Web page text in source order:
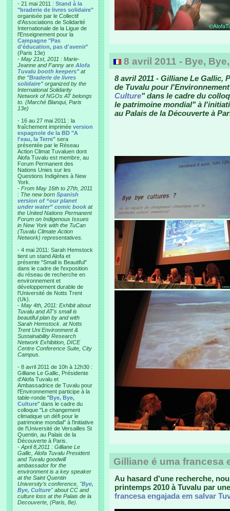
- 21 mai 2011 : Stand à la
"braderie de livres solidaire"
organisée par le Collectif
d'Associations de Solidarité
Internationale de la Ligue de
l'Enseignement pour la
Campagne "Pas
d'éducation, pas d'avenir"
(Paris 13e)
- May 21st, 2011 : Marie-
Jeanne and Fanny are Alofa
Tuvalu booth keepers"at
the "Braderie de livres
solidaire"organized by the
International Solidarity
Network of NGOs AT belongs
to. (Marché Blanqui, Paris
13e)
- 16 au 27 mai 2011 : la
fraîchement imprimée version
espagnole de la BD "A
l'eau, la Terre" sera
présentée par le Réseau
Action Climat Tuvaluen dont
Alofa Tuvalu est membre, au
Forum Permanent des
Nations Unies sur les
Questions Indigènes à New
York.
- From May 16th to 27th, 2011
: The new born Spanish
version of “our planet
under water” comic book at
the United Nations Permanent
Forum on Indigenous Issues
in New York with the TuCan
(Tuvalu Climate Action
Network) representatives.
- 4 mai 2011: Sarah Hemstock
tient un stand Alofa et
présente "Small is Beautiful"
dans le cadre de l'exposition
du réseau de recherche en
environnement et
développement durable de
l'Université de Notts Trent
(Uk).
- May 4th, 2011: Exhibit about
Tuvalu and AT’s small is
beautiful plan by and with
Sarah Hemstock. at Notts
Trent Uni Environment &
Sustainability Research
Network Exhibition, DICE
Centre Conference Suite, City
Campus.
- 8 avril 2011 de 10h à 12h30 :
Gilliane Le Gallic, Présidente
d'Alofa Tuvalu et
Ambassadrice de Tuvalu pour
l'Environnement participe à la
table-ronde "Bye, Bye,
Culture" dans le cadre du
colloque "Le changement
climatique un défi pour le
patrimoine mondial" à l'initiative
de l'Université de Versailles St
Quentin, au Palais de la
Découverte à Paris.
- April 8,2011 : Gilliane Le
Gallic, Alofa Tuvalu President
and Tuvalu goodwill
ambassador for the
environment is a key speaker
at the Saint Quentin
University’s conference, "Bye,
Bye, Culture" about CC and
culture loss at the Palais de la
Decouverte, (Paris, 8e).
8 avril 2011 - Bye,
8 avril 2011 - Gilliane Le Gallic,
de Tuvalu pour
Culture" dans le cadre du
le patrimoine mondial" à
au Palais de la Découverte à
Gilliane é uma francesa
Au hasard d'une recherche,
printemps 2010 à Tuvalu par
francesa engajada em salvar